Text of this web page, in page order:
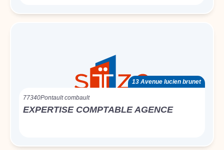
13 Avenue lucien brunet
77340Pontault combault
EXPERTISE COMPTABLE AGENCE